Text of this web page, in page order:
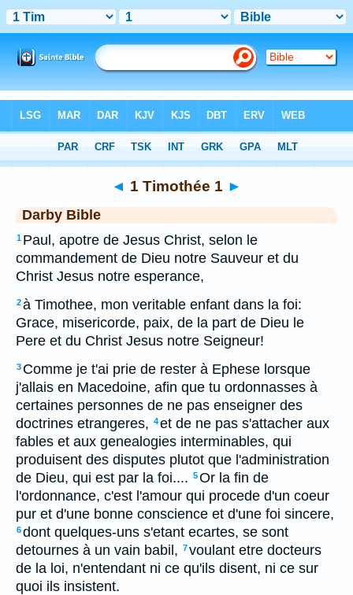
> 1 Timothée 1
◄ 1 Timothée 1 ►
Darby Bible
1 Paul, apotre de Jesus Christ, selon le
commandement de Dieu notre Sauveur et du
Christ Jesus notre esperance,
2à Timothee, mon veritable enfant dans la foi:
Grace, misericorde, paix, de la part de Dieu le
Pere et du Christ Jesus notre Seigneur!
3 Comme je t'ai prie de rester à Ephese lorsque
j'allais en Macedoine, afin que tu ordonnasses à
certaines personnes de ne pas enseigner des
doctrines etrangeres, 4et de ne pas s'attacher aux
fables et aux genealogies interminables, qui
produisent des disputes plutot que l'administration
de Dieu, qui est par la foi.... 5Or la fin de
l'ordonnance, c'est l'amour qui procede d'un coeur
pur et d'une bonne conscience et d'une foi sincere,
6dont quelques-uns s'etant ecartes, se sont
detournes à un vain babil, 7voulant etre docteurs
de la loi, n'entendant ni ce qu'ils disent, ni ce sur
quoi ils insistent.